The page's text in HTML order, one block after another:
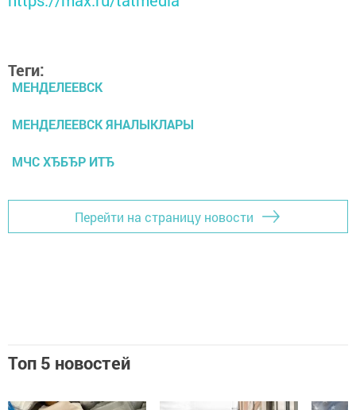
Теги:
МЕНДЕЛЕЕВСК
МЕНДЕЛЕЕВСК ЯНАЛЫКЛАРЫ
МЧС ХЂБЂР ИТЂ
Перейти на страницу новости
Топ 5 новостей